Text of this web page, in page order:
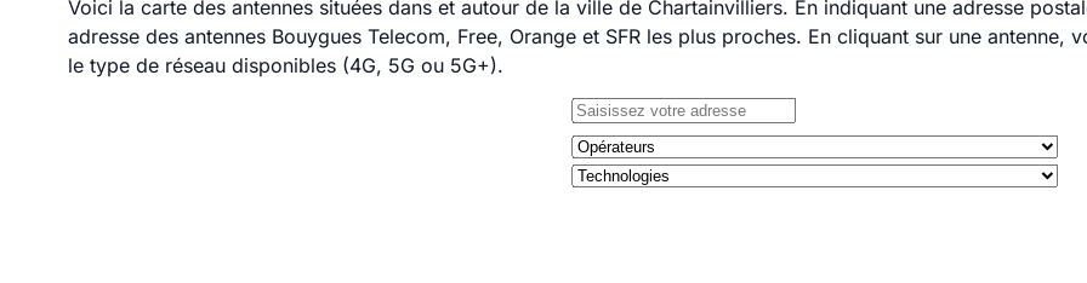
Voici la carte des antennes situées dans et autour de la ville de Chartainvilliers. En indiquant une adresse
adresse des antennes Bouygues Telecom, Free, Orange et SFR les plus proches. En cliquant sur une
le type de réseau disponibles (4G, 5G ou 5G+).